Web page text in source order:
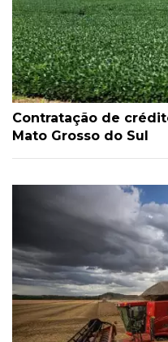
Contratação de
Mato Grosso do Sul